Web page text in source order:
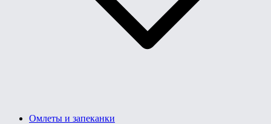
Омлеты и запеканки